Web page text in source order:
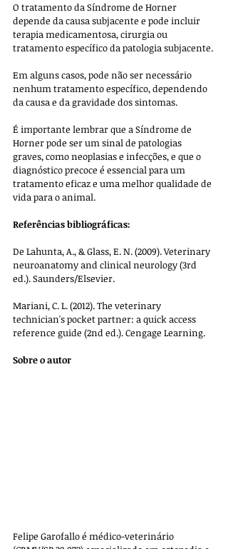
O tratamento da Síndrome de Horner
depende da causa subjacente e pode incluir
terapia medicamentosa, cirurgia ou
tratamento específico da patologia subjacente.
Em alguns casos, pode não ser necessário
nenhum tratamento específico, dependendo
da causa e da gravidade dos sintomas.
É importante lembrar que a Síndrome de
Horner pode ser um sinal de patologias
graves, como neoplasias e infecções, e que o
diagnóstico precoce é essencial para um
tratamento eficaz e uma melhor qualidade de
vida para o animal.
Referências bibliográficas:
De Lahunta, A., & Glass, E. N. (2009). Veterinary
neuroanatomy and clinical neurology (3rd
ed.). Saunders/Elsevier.
Mariani, C. L. (2012). The veterinary
technician's pocket partner: a quick access
reference guide (2nd ed.). Cengage Learning.
Sobre o autor
Felipe Garofallo é médico-veterinário